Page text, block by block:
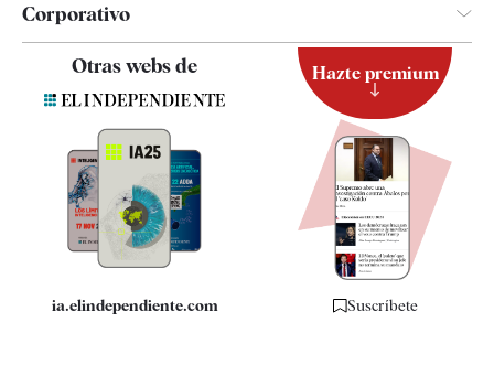
Corporativo
Quiénes somos
Especificaciones
Otras webs de
ia.elindependiente.com
Hazte premium
Suscríbete